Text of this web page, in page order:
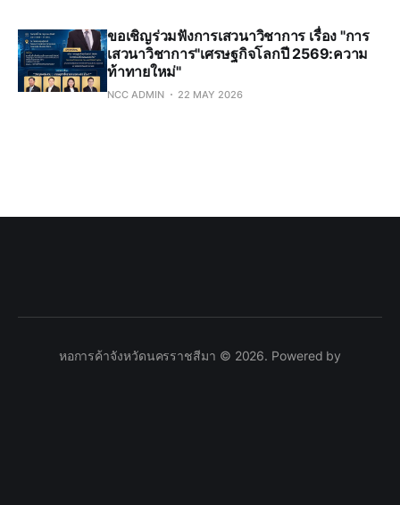
ขอเชิญร่วมฟังการเสวนาวิชาการ เรื่อง "การ
เสวนาวิชาการ"เศรษฐกิจโลกปี 2569:ความ
ท้าทายใหม่"
NCC ADMIN 22 MAY 2026
หอการค้าจังหวัดนครราชสีมา © 2026. Powered by